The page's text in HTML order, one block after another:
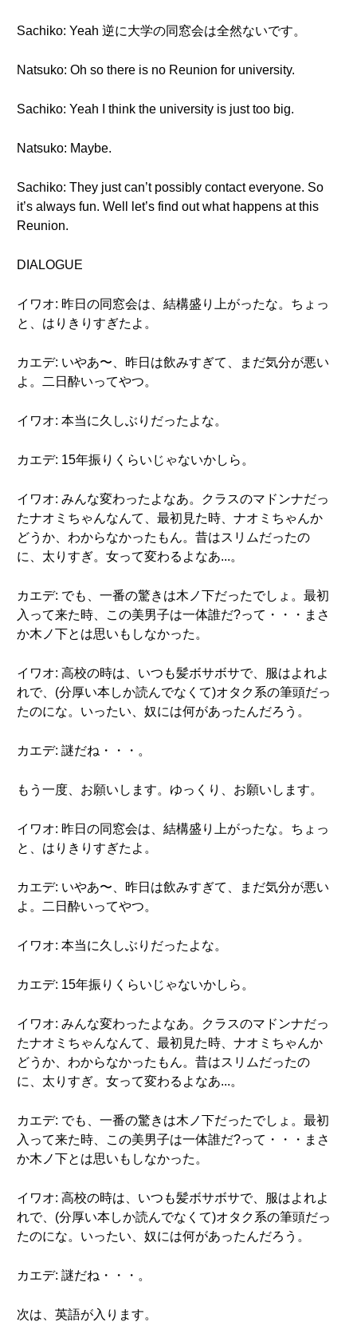
Sachiko: Yeah 逆に大学の同窓会は全然ないです。
Natsuko: Oh so there is no Reunion for university.
Sachiko: Yeah I think the university is just too big.
Natsuko: Maybe.
Sachiko: They just can’t possibly contact everyone. So
it’s always fun. Well let’s find out what happens at this
Reunion.
DIALOGUE
イワオ: 昨日の同窓会は、結構盛り上がったな。ちょっ
と、はりきりすぎたよ。
カエデ: いやあ〜、昨日は飲みすぎて、まだ気分が悪い
よ。二日酔いってやつ。
イワオ: 本当に久しぶりだったよな。
カエデ: 15年振りくらいじゃないかしら。
イワオ: みんな変わったよなあ。クラスのマドンナだっ
たナオミちゃんなんて、最初見た時、ナオミちゃんか
どうか、わからなかったもん。昔はスリムだったの
に、太りすぎ。女って変わるよなあ...。
カエデ: でも、一番の驚きは木ノ下だったでしょ。最初
入って来た時、この美男子は一体誰だ?って・・・まさ
か木ノ下とは思いもしなかった。
イワオ: 高校の時は、いつも髪ボサボサで、服はよれよ
れで、(分厚い本しか読んでなくて)オタク系の筆頭だっ
たのにな。いったい、奴には何があったんだろう。
カエデ: 謎だね・・・。
もう一度、お願いします。ゆっくり、お願いします。
イワオ: 昨日の同窓会は、結構盛り上がったな。ちょっ
と、はりきりすぎたよ。
カエデ: いやあ〜、昨日は飲みすぎて、まだ気分が悪い
よ。二日酔いってやつ。
イワオ: 本当に久しぶりだったよな。
カエデ: 15年振りくらいじゃないかしら。
イワオ: みんな変わったよなあ。クラスのマドンナだっ
たナオミちゃんなんて、最初見た時、ナオミちゃんか
どうか、わからなかったもん。昔はスリムだったの
に、太りすぎ。女って変わるよなあ...。
カエデ: でも、一番の驚きは木ノ下だったでしょ。最初
入って来た時、この美男子は一体誰だ?って・・・まさ
か木ノ下とは思いもしなかった。
イワオ: 高校の時は、いつも髪ボサボサで、服はよれよ
れで、(分厚い本しか読んでなくて)オタク系の筆頭だっ
たのにな。いったい、奴には何があったんだろう。
カエデ: 謎だね・・・。
次は、英語が入ります。